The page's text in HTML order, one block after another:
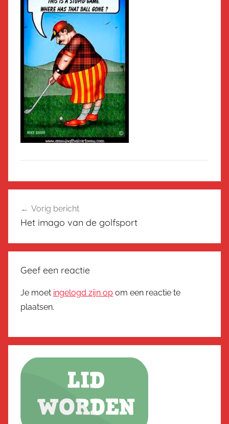
navigatie
Vorig bericht
Het imago van de golfsport
Geef een reactie
Je moet ingelogd zijn op om een reactie te
plaatsen.